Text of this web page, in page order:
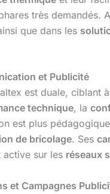
très demandés.
que dans les
et Publicité
est duale, ciblant
technique, la
est plus
de bricolage. Ses
active sur les réseaux
et Campagnes